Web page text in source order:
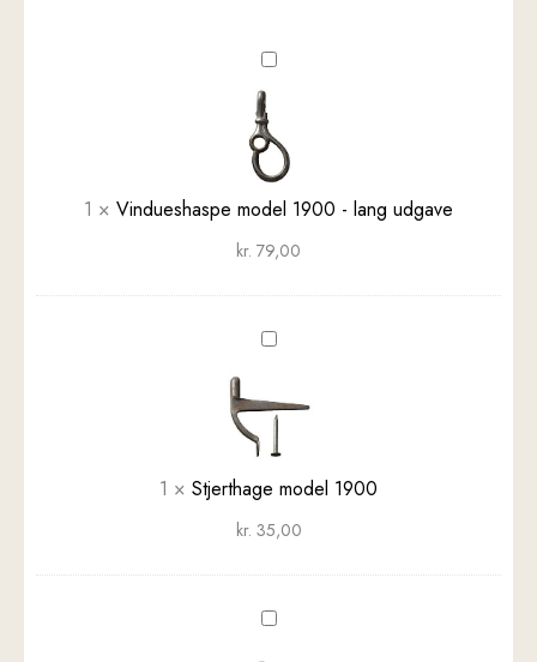
Vindueshaspe
model
1900
-
lang
udgave
1 × Vindueshaspe model 1900 - lang udgave
kr. 79,00
Stjerthage
1900
1 × Stjerthage model 1900
kr. 35,00
Vindueshaspe